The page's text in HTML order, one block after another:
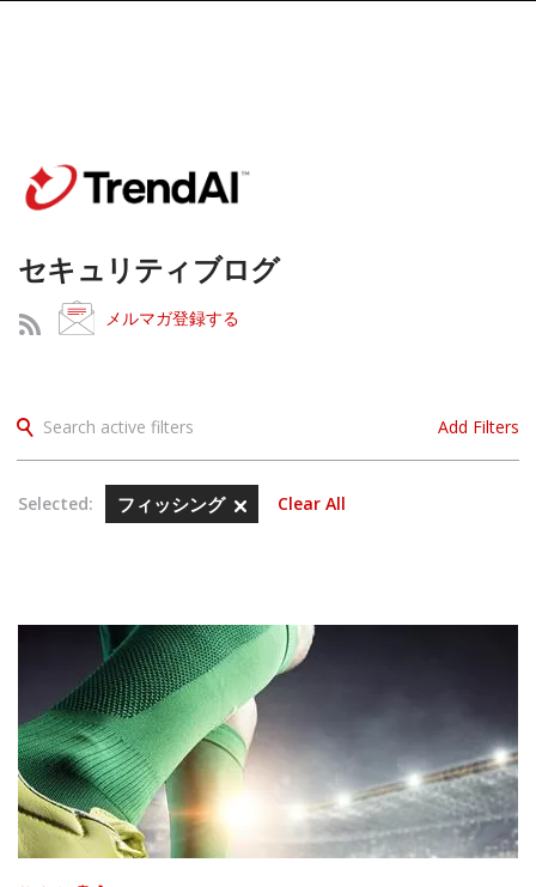
セキュリティブログ
メルマガ登録する
Search active filters Add Filters
Selected: フィッシング Clear All